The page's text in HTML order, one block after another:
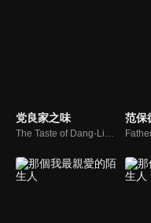
党良家之味 范保